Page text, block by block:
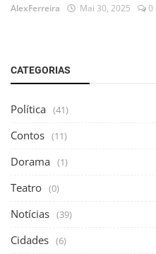
AlexFerreira Mai 30, 2025 0
CATEGORIAS
Política (41)
Contos (11)
Dorama (1)
Teatro (0)
Notícias (39)
Cidades (6)